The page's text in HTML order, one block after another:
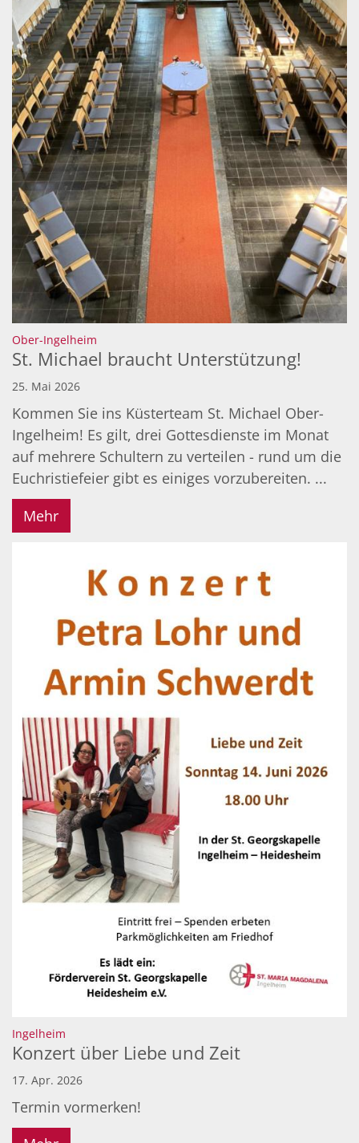
Ober-Ingelheim
St. Michael braucht Unterstützung!
25. Mai 2026
Kommen Sie ins Küsterteam St. Michael Ober-
Ingelheim! Es gilt, drei Gottesdienste im Monat
auf mehrere Schultern zu verteilen - rund um die
Euchristiefeier gibt es einiges vorzubereiten. ...
Mehr
Ingelheim
Konzert über Liebe und Zeit
17. Apr. 2026
Termin vormerken!